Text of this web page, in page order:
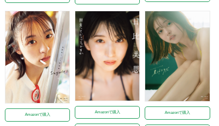
Amazonで購入
Amazonで購入 Amazonで購入